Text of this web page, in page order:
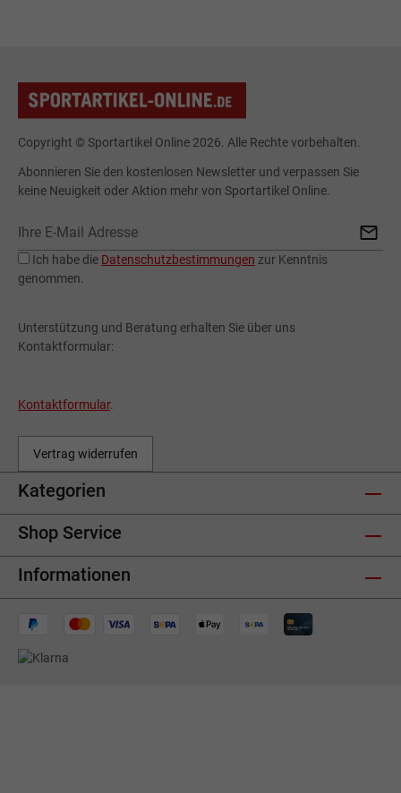
Copyright © Sportartikel Online 2026. Alle Rechte vorbehalten.
Abonnieren Sie den kostenlosen Newsletter und verpassen Sie
keine Neuigkeit oder Aktion mehr von Sportartikel Online.
Ich habe die Datenschutzbestimmungen zur Kenntnis
genommen.
Unterstützung und Beratung erhalten Sie über uns
Kontaktformular:
Kontaktformular.
Vertrag widerrufen
Kategorien
Shop Service
Informationen